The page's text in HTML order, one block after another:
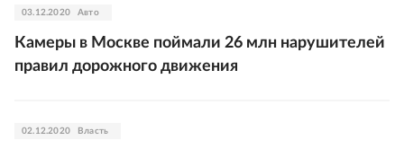
03.12.2020 Авто
Камеры в Москве поймали 26 млн нарушителей
правил дорожного движения
02.12.2020 Власть